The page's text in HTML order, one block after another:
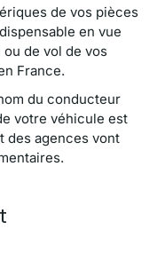
de vos pièces
en vue
de vol de vos
France.
du conducteur
votre véhicule est
des agences vont